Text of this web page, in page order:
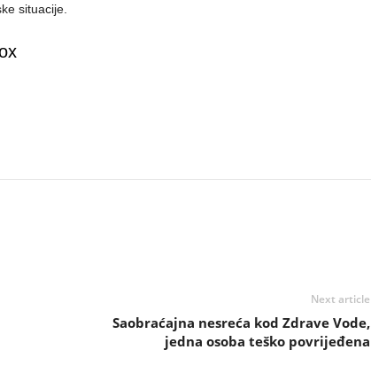
situacije.
Next article
Saobraćajna nesreća kod Zdrave Vode,
jedna osoba teško povrijeđena